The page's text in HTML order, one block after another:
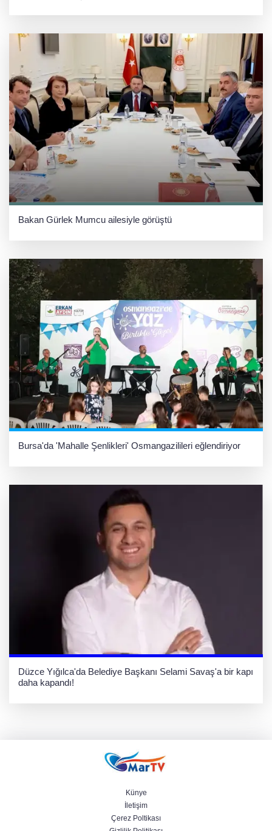
Bakan Gürlek Mumcu ailesiyle görüştü
Bursa'da 'Mahalle Şenlikleri' Osmangazilileri eğlendiriyor
Düzce Yığılca'da Belediye Başkanı Selami Savaş'a bir kapı
daha kapandı!
Künye
İletişim
Çerez Poltikası